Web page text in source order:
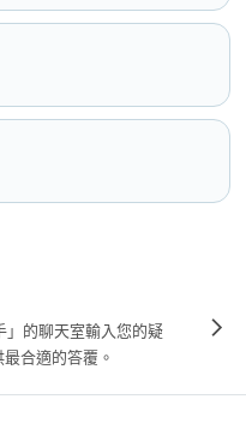
」的聊天室輸入您的疑
合適的答覆。